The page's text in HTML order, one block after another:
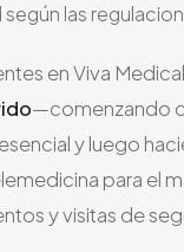
las
en Viva
—comenzando
y luego
para el
y visitas de